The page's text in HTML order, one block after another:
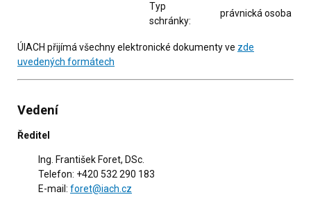
Typ
schránky:
právnická osoba
ÚIACH přijímá všechny elektronické dokumenty ve zde
uvedených formátech
Vedení
Ředitel
Ing. František Foret, DSc.
Telefon: +420 532 290 183
E-mail: foret@iach.cz